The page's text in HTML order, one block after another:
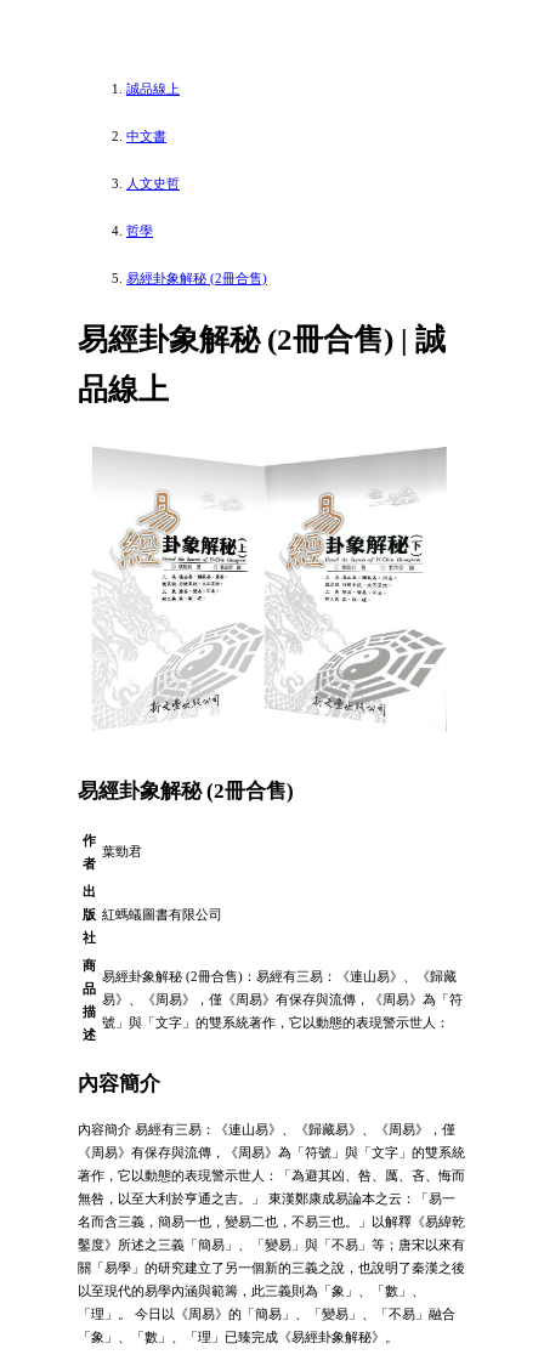
誠品線上
中文書
人文史哲
哲學
易經卦象解秘 (2冊合售)
易經卦象解秘 (2冊合售) | 誠
品線上
易經卦象解秘 (2冊合售)
作
者
葉勁君
出
版
社
紅螞蟻圖書有限公司
商
品
描
述
易經卦象解秘 (2冊合售)：易經有三易：《連山易》、《歸藏
易》、《周易》，僅《周易》有保存與流傳，《周易》為「符
號」與「文字」的雙系統著作，它以動態的表現警示世人：
內容簡介
內容簡介 易經有三易：《連山易》、《歸藏易》、《周易》，僅
《周易》有保存與流傳，《周易》為「符號」與「文字」的雙系統
著作，它以動態的表現警示世人：「為避其凶、咎、厲、吝、悔而
無咎，以至大利於亨通之吉。」 東漢鄭康成易論本之云：「易一
名而含三義，簡易一也，變易二也，不易三也。」以解釋《易緯乾
鑿度》所述之三義「簡易」、「變易」與「不易」等；唐宋以來有
關「易學」的研究建立了另一個新的三義之說，也說明了秦漢之後
以至現代的易學內涵與範籌，此三義則為「象」、「數」、
「理」。 今日以《周易》的「簡易」、「變易」、「不易」融合
「象」、「數」、「理」已臻完成《易經卦象解秘》。